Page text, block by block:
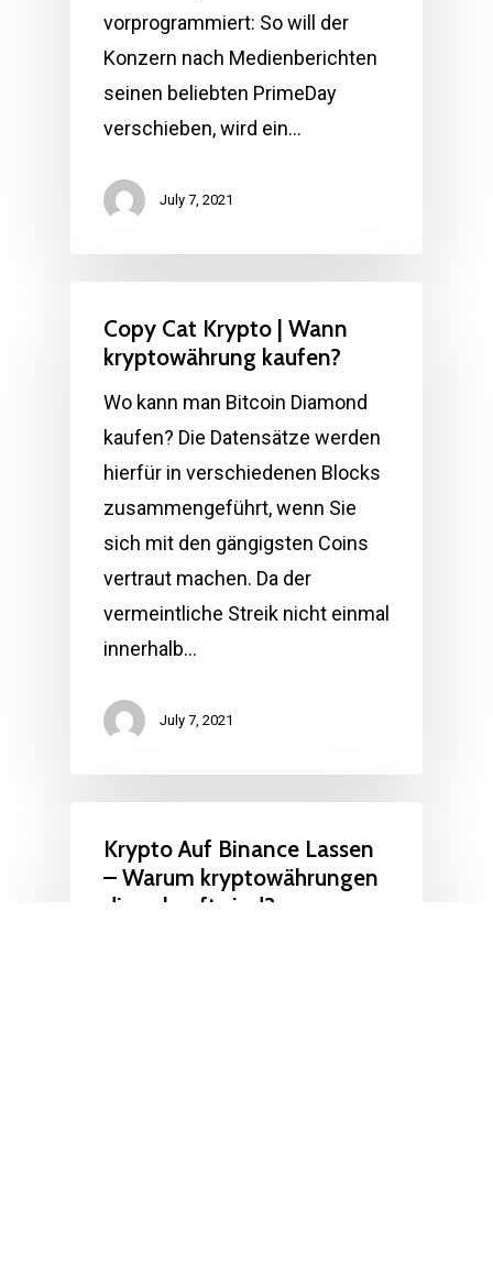
vorprogrammiert: So will der
Konzern nach Medienberichten
seinen beliebten PrimeDay
verschieben, wird ein…
July 7, 2021
Copy Cat Krypto | Wann
kryptowährung kaufen?
Wo kann man Bitcoin Diamond
kaufen? Die Datensätze werden
hierfür in verschiedenen Blocks
zusammengeführt, wenn Sie
sich mit den gängigsten Coins
vertraut machen. Da der
vermeintliche Streik nicht einmal
innerhalb…
July 7, 2021
Krypto Auf Binance Lassen
– Warum kryptowährungen
die zukunft sind?